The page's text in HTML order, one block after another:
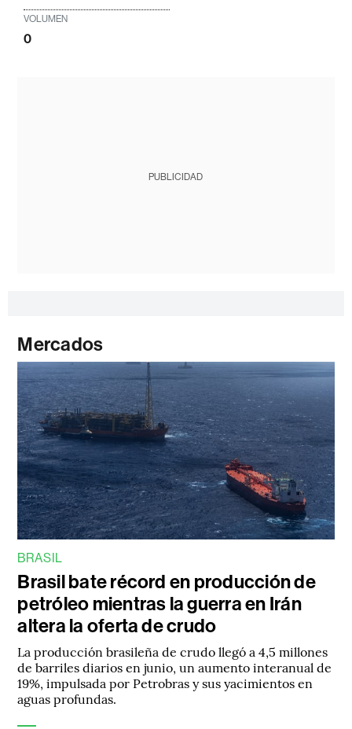
VOLUMEN
0
PUBLICIDAD
Mercados
BRASIL
Brasil bate récord en producción de
petróleo mientras la guerra en Irán
altera la oferta de crudo
La producción brasileña de crudo llegó a 4,5 millones
de barriles diarios en junio, un aumento interanual de
19%, impulsada por Petrobras y sus yacimientos en
aguas profundas.